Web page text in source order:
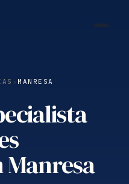
› MANRESA
Manresa